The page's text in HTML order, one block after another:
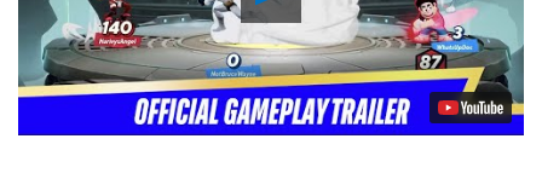
abspielen